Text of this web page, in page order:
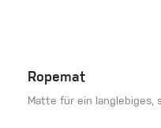
Ropemat
Matte für ein langlebiges,